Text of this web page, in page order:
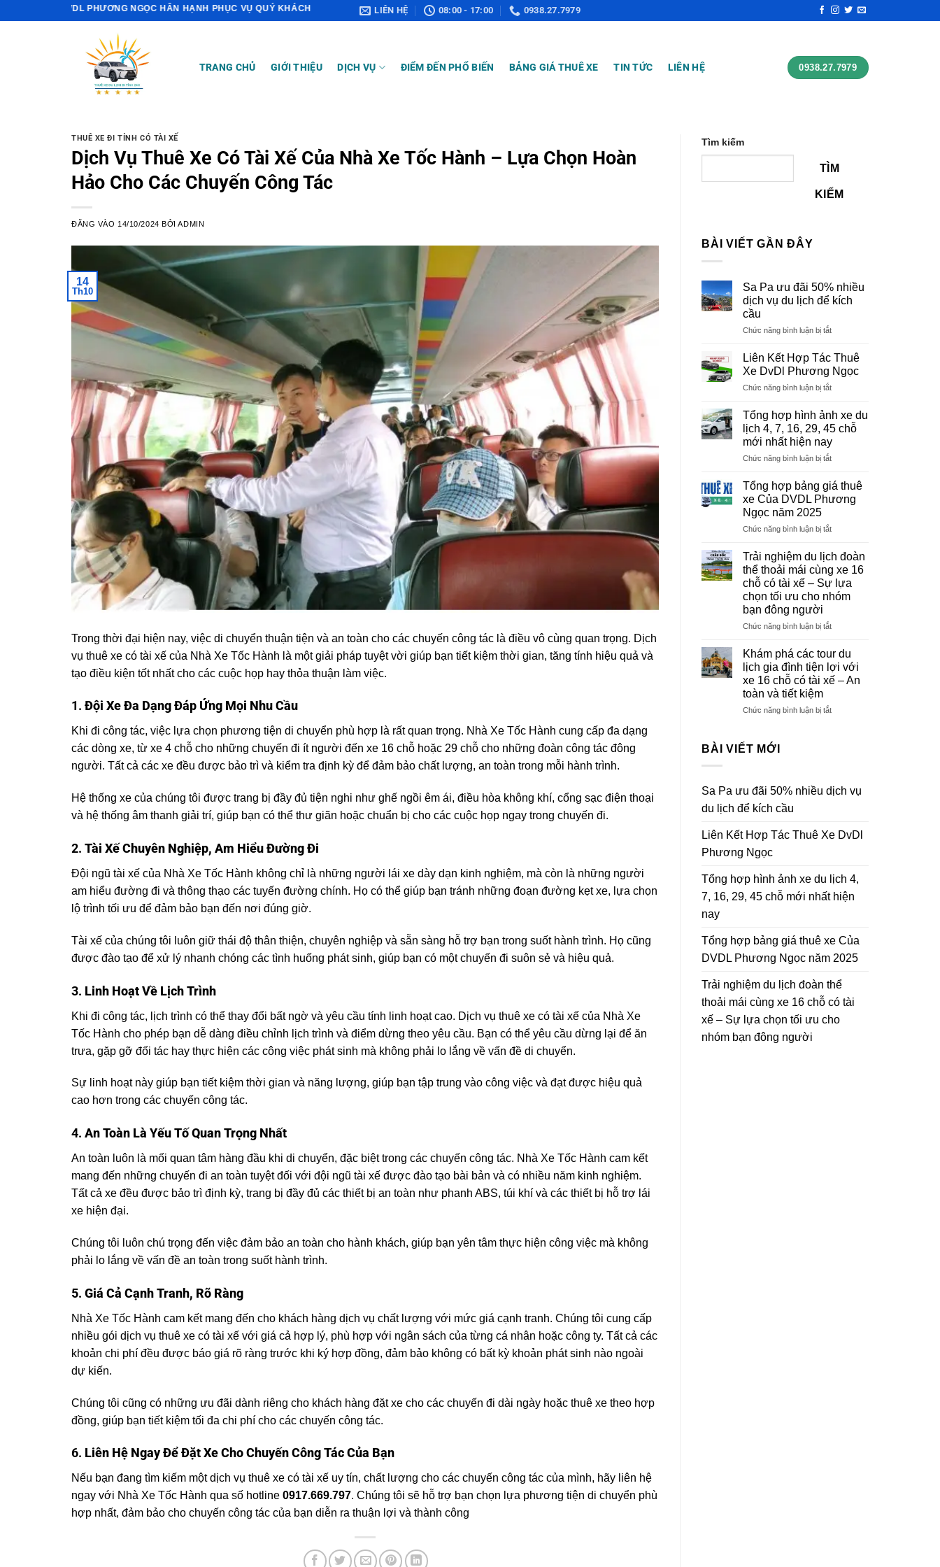
DVDL PHƯƠNG NGỌC HÂN HẠNH PHỤC VỤ QUÝ KHÁCH LIÊN HỆ 08:00 - 17:00 0938.27.7979
TRANG CHỦ GIỚI THIỆU DỊCH VỤ ĐIỂM ĐẾN PHỔ BIẾN BẢNG GIÁ THUÊ XE TIN TỨC LIÊN HỆ 0938.27.7979
THUÊ XE ĐI TỈNH CÓ TÀI XẾ
Dịch Vụ Thuê Xe Có Tài Xế Của Nhà Xe Tốc Hành – Lựa Chọn Hoàn
Hảo Cho Các Chuyến Công Tác
ĐĂNG VÀO 14/10/2024 BỞIADMIN
14
Th10
Trong thời đại hiện nay, việc di chuyển thuận tiện và an toàn cho các chuyến công tác là điều vô cùng quan trọng. Dịch
vụ thuê xe có tài xế của Nhà Xe Tốc Hành là một giải pháp tuyệt vời giúp bạn tiết kiệm thời gian, tăng tính hiệu quả và
tạo điều kiện tốt nhất cho các cuộc họp hay thỏa thuận làm việc.
1. Đội Xe Đa Dạng Đáp Ứng Mọi Nhu Cầu
Khi đi công tác, việc lựa chọn phương tiện di chuyển phù hợp là rất quan trọng. Nhà Xe Tốc Hành cung cấp đa dạng
các dòng xe, từ xe 4 chỗ cho những chuyến đi ít người đến xe 16 chỗ hoặc 29 chỗ cho những đoàn công tác đông
người. Tất cả các xe đều được bảo trì và kiểm tra định kỳ để đảm bảo chất lượng, an toàn trong mỗi hành trình.
Hệ thống xe của chúng tôi được trang bị đầy đủ tiện nghi như ghế ngồi êm ái, điều hòa không khí, cổng sạc điện thoại
và hệ thống âm thanh giải trí, giúp bạn có thể thư giãn hoặc chuẩn bị cho các cuộc họp ngay trong chuyến đi.
2. Tài Xế Chuyên Nghiệp, Am Hiểu Đường Đi
Đội ngũ tài xế của Nhà Xe Tốc Hành không chỉ là những người lái xe dày dạn kinh nghiệm, mà còn là những người
am hiểu đường đi và thông thạo các tuyến đường chính. Họ có thể giúp bạn tránh những đoạn đường kẹt xe, lựa chọn
lộ trình tối ưu để đảm bảo bạn đến nơi đúng giờ.
Tài xế của chúng tôi luôn giữ thái độ thân thiện, chuyên nghiệp và sẵn sàng hỗ trợ bạn trong suốt hành trình. Họ cũng
được đào tạo để xử lý nhanh chóng các tình huống phát sinh, giúp bạn có một chuyến đi suôn sẻ và hiệu quả.
3. Linh Hoạt Về Lịch Trình
Khi đi công tác, lịch trình có thể thay đổi bất ngờ và yêu cầu tính linh hoạt cao. Dịch vụ thuê xe có tài xế của Nhà Xe
Tốc Hành cho phép bạn dễ dàng điều chỉnh lịch trình và điểm dừng theo yêu cầu. Bạn có thể yêu cầu dừng lại để ăn
trưa, gặp gỡ đối tác hay thực hiện các công việc phát sinh mà không phải lo lắng về vấn đề di chuyển.
Sự linh hoạt này giúp bạn tiết kiệm thời gian và năng lượng, giúp bạn tập trung vào công việc và đạt được hiệu quả
cao hơn trong các chuyến công tác.
4. An Toàn Là Yếu Tố Quan Trọng Nhất
An toàn luôn là mối quan tâm hàng đầu khi di chuyển, đặc biệt trong các chuyến công tác. Nhà Xe Tốc Hành cam kết
mang đến những chuyến đi an toàn tuyệt đối với đội ngũ tài xế được đào tạo bài bản và có nhiều năm kinh nghiệm.
Tất cả xe đều được bảo trì định kỳ, trang bị đầy đủ các thiết bị an toàn như phanh ABS, túi khí và các thiết bị hỗ trợ lái
xe hiện đại.
Chúng tôi luôn chú trọng đến việc đảm bảo an toàn cho hành khách, giúp bạn yên tâm thực hiện công việc mà không
phải lo lắng về vấn đề an toàn trong suốt hành trình.
5. Giá Cả Cạnh Tranh, Rõ Ràng
Nhà Xe Tốc Hành cam kết mang đến cho khách hàng dịch vụ chất lượng với mức giá cạnh tranh. Chúng tôi cung cấp
nhiều gói dịch vụ thuê xe có tài xế với giá cả hợp lý, phù hợp với ngân sách của từng cá nhân hoặc công ty. Tất cả các
khoản chi phí đều được báo giá rõ ràng trước khi ký hợp đồng, đảm bảo không có bất kỳ khoản phát sinh nào ngoài
dự kiến.
Chúng tôi cũng có những ưu đãi dành riêng cho khách hàng đặt xe cho các chuyến đi dài ngày hoặc thuê xe theo hợp
đồng, giúp bạn tiết kiệm tối đa chi phí cho các chuyến công tác.
6. Liên Hệ Ngay Để Đặt Xe Cho Chuyến Công Tác Của Bạn
Nếu bạn đang tìm kiếm một dịch vụ thuê xe có tài xế uy tín, chất lượng cho các chuyến công tác của mình, hãy liên hệ
ngay với Nhà Xe Tốc Hành qua số hotline 0917.669.797. Chúng tôi sẽ hỗ trợ bạn chọn lựa phương tiện di chuyển phù
hợp nhất, đảm bảo cho chuyến công tác của bạn diễn ra thuận lợi và thành công
Tìm kiếm
TÌM
KIẾM
BÀI VIẾT GẦN ĐÂY
Sa Pa ưu đãi 50% nhiều
dịch vụ du lịch để kích
cầu
Chức năng bình luận bị tắtở
Pa
ưu
đãi
50%
dịch
vụ
để
cầu
Liên Kết Hợp Tác Thuê
Xe DvDl Phương Ngọc
Chức năng bình luận bị tắtở
Kết
Hợp
Tác
Xe
Phương
Tổng hợp hình ảnh xe du
lịch 4, 7, 16, 29, 45 chỗ
mới nhất hiện nay
Chức năng bình luận bị tắtở
hợp
ảnh
du
4,
16,
29,
45
mới
hiện
nay
Tổng hợp bảng giá thuê
xe Của DVDL Phương
Ngọc năm 2025
Chức năng bình luận bị tắtở
hợp
giá
thuê
xe
DVDL
năm
2025
Trải nghiệm du lịch đoàn
thể thoải mái cùng xe 16
chỗ có tài xế – Sự lựa
chọn tối ưu cho nhóm
bạn đông người
Chức năng bình luận bị tắtở
nghiệm
du
lịch
đoàn
thoải
tài
lựa
ưu
cho
nhóm
người
Khám phá các tour du
lịch gia đình tiện lợi với
xe 16 chỗ có tài xế – An
toàn và tiết kiệm
Chức năng bình luận bị tắtở
gia
với
chỗ
tài
toàn
và
kiệm
BÀI VIẾT MỚI
Sa Pa ưu đãi 50% nhiều dịch vụ
du lịch để kích cầu
Liên Kết Hợp Tác Thuê Xe DvDl
Phương Ngọc
Tổng hợp hình ảnh xe du lịch 4,
7, 16, 29, 45 chỗ mới nhất hiện
nay
Tổng hợp bảng giá thuê xe Của
DVDL Phương Ngọc năm 2025
Trải nghiệm du lịch đoàn thể
thoải mái cùng xe 16 chỗ có tài
xế – Sự lựa chọn tối ưu cho
nhóm bạn đông người